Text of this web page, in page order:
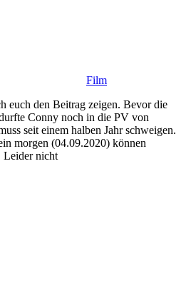
Film
den Beitrag zeigen. Bevor die
Conny noch in die PV von
seit einem halben Jahr schweigen.
morgen (04.09.2020) können
Leider nicht